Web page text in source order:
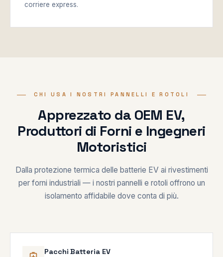
corriere express.
CHI USA I NOSTRI PANNELLI E ROTOLI
Apprezzato da OEM EV,
Produttori di Forni e Ingegneri
Motoristici
Dalla protezione termica delle batterie EV ai rivestimenti
per forni industriali — i nostri pannelli e rotoli offrono un
isolamento affidabile dove conta di più.
Pacchi Batteria EV